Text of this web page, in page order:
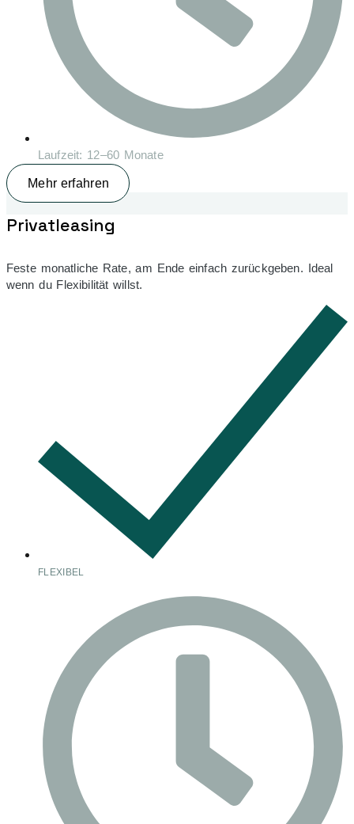
Laufzeit: 12–60 Monate
Mehr erfahren
Privatleasing
Feste monatliche Rate, am Ende einfach zurückgeben. Ideal
wenn du Flexibilität willst.
FLEXIBEL